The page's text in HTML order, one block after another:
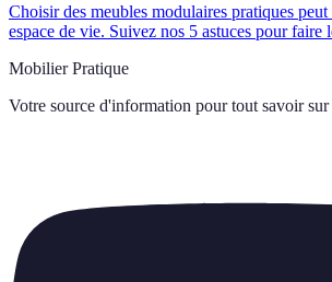
Choisir des meubles modulaires pratiques
espace de vie. Suivez nos 5 astuces pour faire
Mobilier Pratique
Votre source d'information pour tout savoir sur